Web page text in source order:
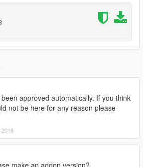
approved automatically. If you think
not be here for any reason please